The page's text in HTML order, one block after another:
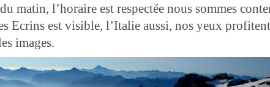
matin, l’horaire est respectée nous sommes
Ecrins est visible, l’Italie aussi, nos yeux
images.